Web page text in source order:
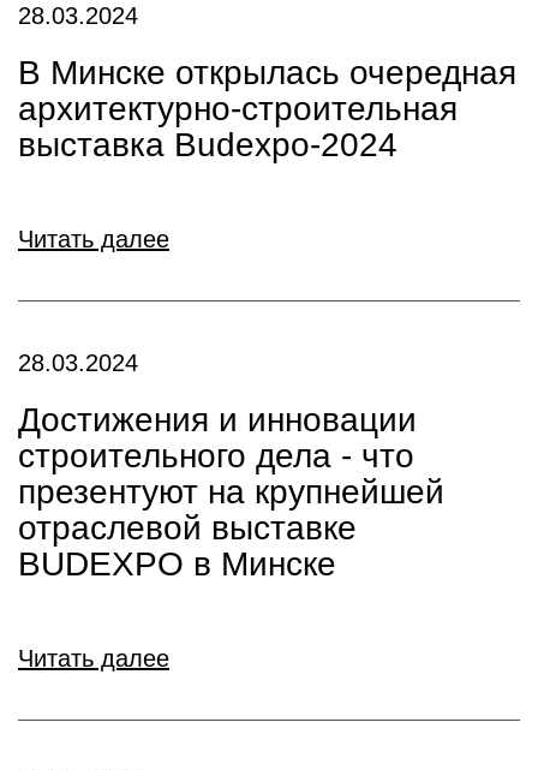
28.03.2024
В Минске открылась очередная
архитектурно-строительная
выставка Budexpo-2024
Читать далее
28.03.2024
Достижения и инновации
строительного дела - что
презентуют на крупнейшей
отраслевой выставке
BUDEXPO в Минске
Читать далее